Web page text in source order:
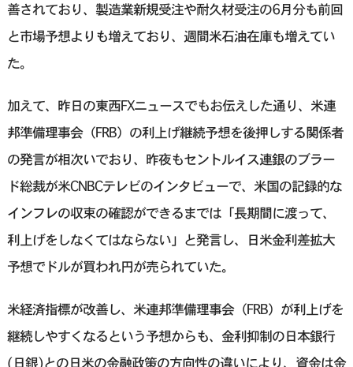
善されており、製造業新規受注や耐久材受注の6月分も前回
と市場予想よりも増えており、週間米石油在庫も増えてい
た。
加えて、昨日の東西FXニュースでもお伝えした通り、米連
邦準備理事会（FRB）の利上げ継続予想を後押しする関係者
の発言が相次いでおり、昨夜もセントルイス連銀のブラー
ド総裁が米CNBCテレビのインタビューで、米国の記録的な
インフレの収束の確認ができるまでは「長期間に渡って、
利上げをしなくてはならない」と発言し、日米金利差拡大
予想でドルが買われ円が売られていた。
米経済指標が改善し、米連邦準備理事会（FRB）が利上げを
継続しやすくなるという予想からも、金利抑制の日本銀行
(日銀)との日米の金融政策の方向性の違いにより、資金は金